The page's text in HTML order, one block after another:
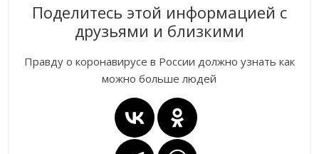
Поделитесь этой информацией с
друзьями и близкими
Правду о коронавирусе в России должно узнать как
можно больше людей